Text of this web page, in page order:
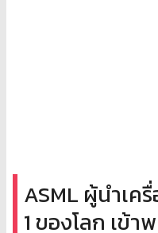
ASML ผู้นำเ
1 ของโลก เข้า